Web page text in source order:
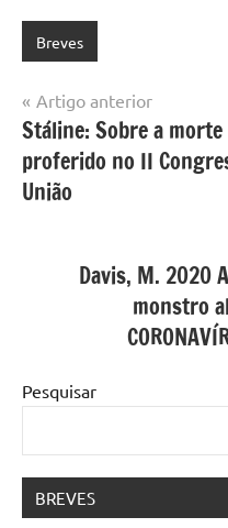
Breves
Navegação
de
artigos
Artigo anterior
Stáline: Sobre a
proferido no II
União
Davis, M. 2020
monstro
Pesquisar
BREVES